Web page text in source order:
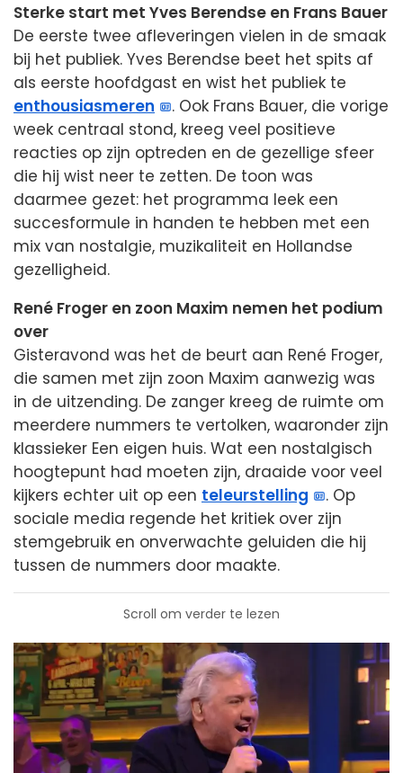
Sterke start met Yves Berendse en Frans Bauer
De eerste twee afleveringen vielen in de smaak
bij het publiek. Yves Berendse beet het spits af
als eerste hoofdgast en wist het publiek te
enthousiasmeren
. Ook Frans Bauer, die vorige
week centraal stond, kreeg veel positieve
reacties op zijn optreden en de gezellige sfeer
die hij wist neer te zetten. De toon was
daarmee gezet: het programma leek een
succesformule in handen te hebben met een
mix van nostalgie, muzikaliteit en Hollandse
gezelligheid.
René Froger en zoon Maxim nemen het podium
over
Gisteravond was het de beurt aan René Froger,
die samen met zijn zoon Maxim aanwezig was
in de uitzending. De zanger kreeg de ruimte om
meerdere nummers te vertolken, waaronder zijn
klassieker Een eigen huis. Wat een nostalgisch
hoogtepunt had moeten zijn, draaide voor veel
kijkers echter uit op een teleurstelling
. Op
sociale media regende het kritiek over zijn
stemgebruik en onverwachte geluiden die hij
tussen de nummers door maakte.
Scroll om verder te lezen